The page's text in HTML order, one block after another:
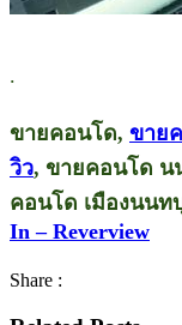
.
ขายคอนโด, ขาย
วิว, ขายคอนโด น
คอนโด เมืองนนท
In – Reverview
Share :